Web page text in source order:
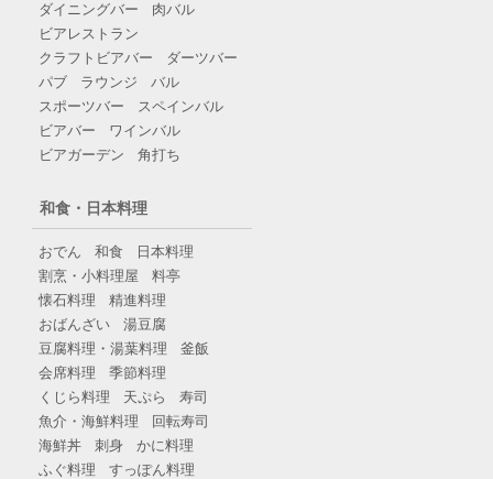
ダイニングバー
肉バル
ビアレストラン
クラフトビアバー
ダーツバー
パブ
ラウンジ
バル
スポーツバー
スペインバル
ビアバー
ワインバル
ビアガーデン
角打ち
和食・日本料理
おでん 和食
日本料理
割烹・小料理屋
料亭
懐石料理
精進料理
おばんざい
湯豆腐
豆腐料理・湯葉料理
釜飯
会席料理
季節料理
くじら料理
天ぷら
寿司
魚介・海鮮料理
回転寿司
海鮮丼
刺身
かに料理
ふぐ料理
すっぽん料理